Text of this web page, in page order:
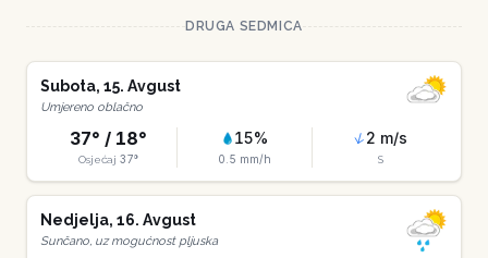
DRUGA SEDMICA
Subota, 15. Avgust
Umjereno oblačno
37° / 18°
Osjećaj 37°
15%
0.5 mm/h
2 m/s
S
Nedjelja, 16. Avgust
Sunčano, uz mogućnost pljuska